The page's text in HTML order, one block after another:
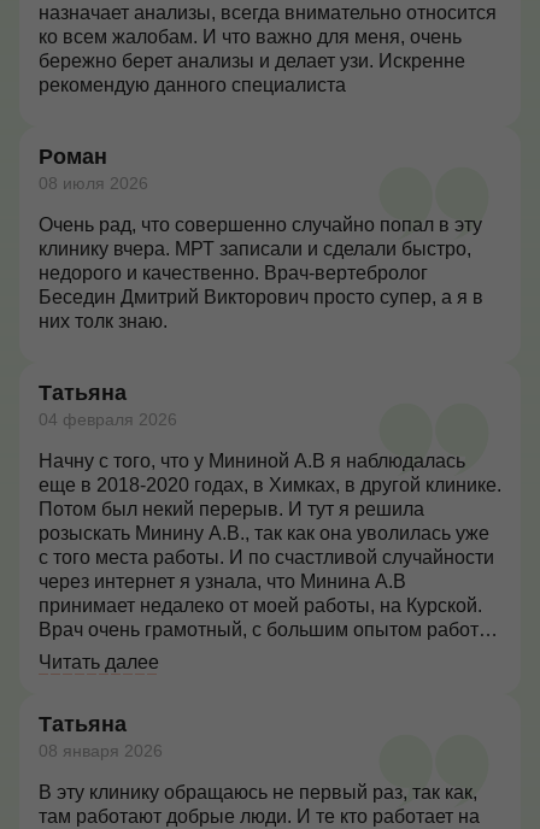
назначает анализы, всегда внимательно относится
ко всем жалобам. И что важно для меня, очень
бережно берет анализы и делает узи. Искренне
рекомендую данного специалиста
Роман
08 июля 2026
Очень рад, что совершенно случайно попал в эту
клинику вчера. МРТ записали и сделали быстро,
недорого и качественно. Врач-вертебролог
Беседин Дмитрий Викторович просто супер, а я в
них толк знаю.
Татьяна
04 февраля 2026
Начну с того, что у Мининой А.В я наблюдалась
еще в 2018-2020 годах, в Химках, в другой клинике.
Потом был некий перерыв. И тут я решила
розыскать Минину А.В., так как она уволилась уже
с того места работы. И по счастливой случайности
через интернет я узнала, что Минина А.В
принимает недалеко от моей работы, на Курской.
Врач очень грамотный, с большим опытом работы,
все четко и по делу. Всегда деликатно проводит
осмотр, внимательна и вежлива. Подскажет,
Читать далее
Татьяна
08 января 2026
В эту клинику обращаюсь не первый раз, так как,
там работают добрые люди. И те кто работает на